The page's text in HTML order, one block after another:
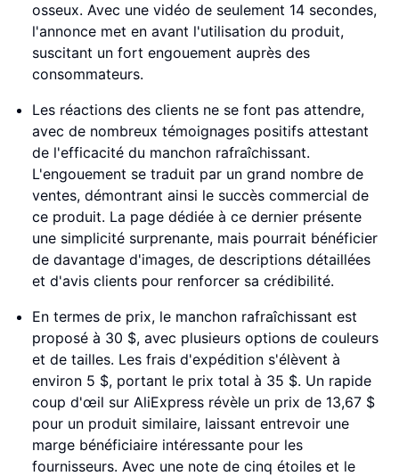
osseux. Avec une vidéo de seulement 14 secondes,
l'annonce met en avant l'utilisation du produit,
suscitant un fort engouement auprès des
consommateurs.
Les réactions des clients ne se font pas attendre,
avec de nombreux témoignages positifs attestant
de l'efficacité du manchon rafraîchissant.
L'engouement se traduit par un grand nombre de
ventes, démontrant ainsi le succès commercial de
ce produit. La page dédiée à ce dernier présente
une simplicité surprenante, mais pourrait bénéficier
de davantage d'images, de descriptions détaillées
et d'avis clients pour renforcer sa crédibilité.
En termes de prix, le manchon rafraîchissant est
proposé à 30 $, avec plusieurs options de couleurs
et de tailles. Les frais d'expédition s'élèvent à
environ 5 $, portant le prix total à 35 $. Un rapide
coup d'œil sur AliExpress révèle un prix de 13,67 $
pour un produit similaire, laissant entrevoir une
marge bénéficiaire intéressante pour les
fournisseurs. Avec une note de cinq étoiles et le